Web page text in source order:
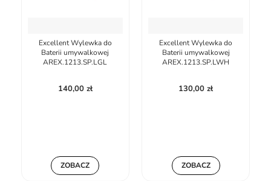
Excellent Wylewka do
Baterii umywalkowej
AREX.1213.SP.LGL
140,00 zł
ZOBACZ
Excellent Wylewka do
Baterii umywalkowej
AREX.1213.SP.LWH
130,00 zł
ZOBACZ